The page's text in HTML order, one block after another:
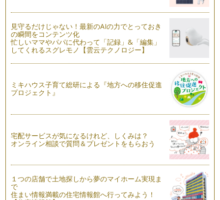
ニンジンをもっと楽しもう♪
蝉の声から、少しずつ虫の声に代…
＜食育＞が好き嫌いをへらしていく
月になり、長かった夏休みも終わりま…
変身上手な野菜～ナスぎらい克服しよう～
皆さん、こんにちは！アクティブ野菜ソムリエの 岩本 香で
皆さん、こんにちは！アクティブ野菜ソムリエの 岩本 香
です。７月に入り、まだまだ不安定な…
皆さん、こんにちは！ アクティブ野菜ソムリエの岩本 香で
す。梅雨もまっただ中！ でも、庭の…
見守るだけじゃない！最新のAIの力でとっておき
の瞬間をコンテンツ化
忙しいママやパパに代わって「記録」&「編集」
してくれるスグレモノ【雲云テクノロジー】
ミキハウス子育て総研による『地方への移住促進
プロジェクト』
宅配サービスが気になるけれど、しくみは？
オンライン相談で質問＆プレゼントをもらおう
１つの店舗で土地探しから夢のマイホーム実現ま
で
住まい情報満載の住宅情報館へ行ってみよう！